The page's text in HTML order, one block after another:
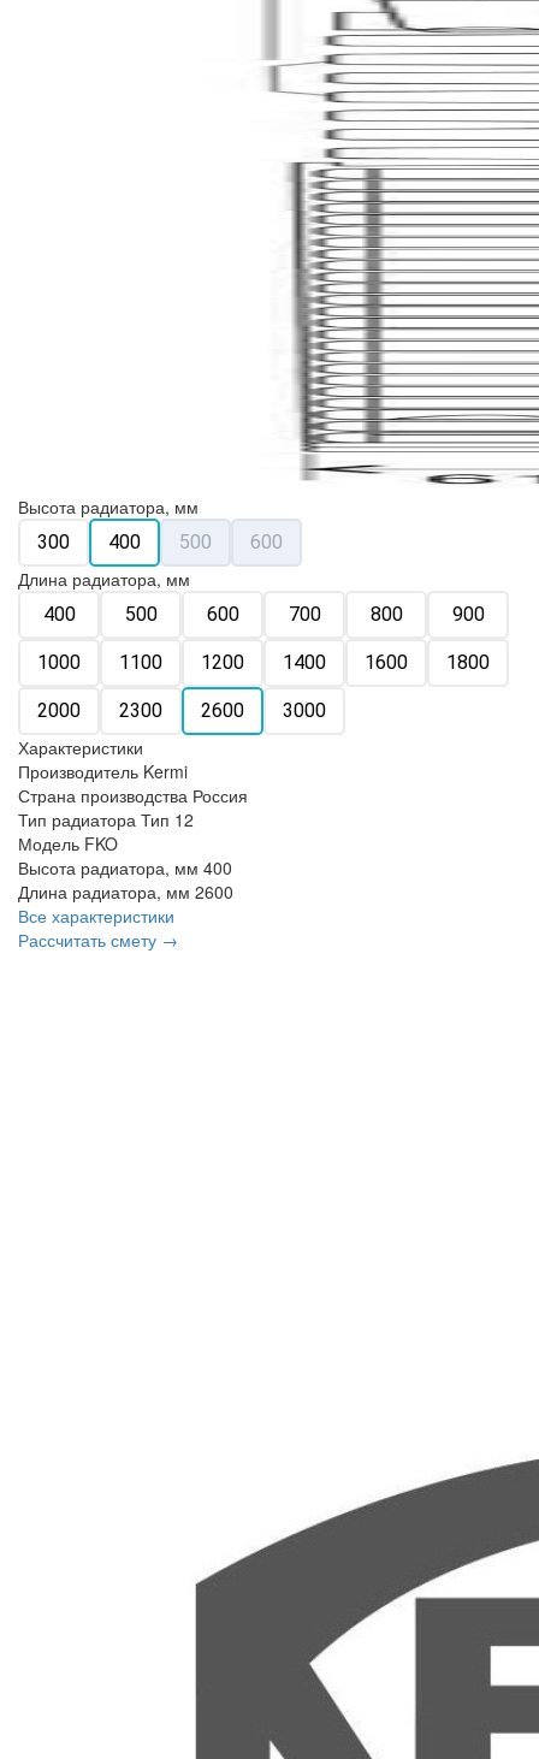
Высота радиатора, мм
300 400 500 600
Длина радиатора, мм
400 500 600 700 800 900
1000 1100 1200 1400 1600 1800
2000 2300 2600 3000
Характеристики
Производитель Kermi
Страна производства Россия
Тип радиатора Тип 12
Модель FKO
Высота радиатора, мм 400
Длина радиатора, мм 2600
Все характеристики
Рассчитать смету →